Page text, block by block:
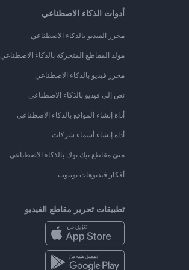
أدوات الذكاء الاصطناعي
محرر الفيديو بالذكاء الاصطناعي
مولد المقاطع المتحركة بالذكاء الاصطناعي
محرر فيديو بالذكاء الاصطناعي
نص إلى فيديو بالذكاء الاصطناعي
أداة إنشاء المواقع بالذكاء الاصطناعي
أداة إنشاء أسماء شركات
منئ مقاطع تيك توك بالذكاء الاصطناعي
أفكار فيديوهات يوتيوب
تطبيقات تحرير مقاطع الفيديو